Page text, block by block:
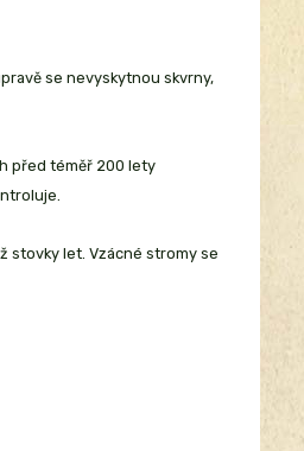
se nevyskytnou skvrny,
před téměř 200 lety
stovky let. Vzácné stromy se